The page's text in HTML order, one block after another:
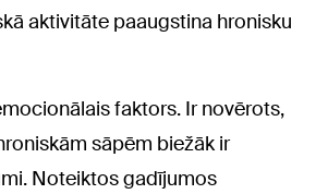
aktivitāte paaugstina hronisku
faktors. Ir novērots,
sāpēm biežāk ir
Noteiktos gadījumos